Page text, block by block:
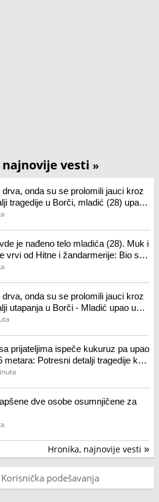
vesti »
drva, onda su se prolomili jauci kroz
tragedije u Borči, mladić (28) upao
"Jadno dete, da tako
je nađeno telo mladića (28). Muk i
vrvi od Hitne i žandarmerije: Bio sa
došlo do nezapamćene tragedije!
drva, onda su se prolomili jauci kroz
utapanja u Borči - Mladić upao u
"Jadno dete, da tako strada..."
prijateljima ispeče kukuruz pa upao
metara: Potresni detalji tragedije kod
dve osobe osumnjičene za
Hronika, najnovije vesti »
Korisnička podešavanja